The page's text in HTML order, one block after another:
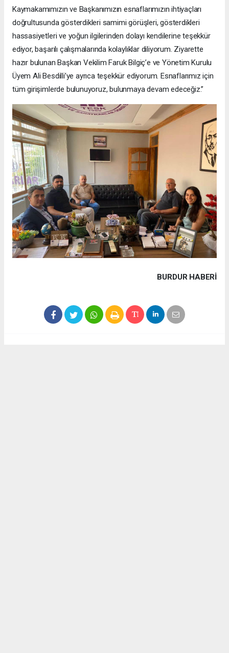
Kaymakamımızın ve Başkanımızın esnaflarımızın ihtiyaçları
doğrultusunda gösterdikleri samimi görüşleri, gösterdikleri
hassasiyetleri ve yoğun ilgilerinden dolayı kendilerine teşekkür
ediyor, başarılı çalışmalarında kolaylıklar diliyorum. Ziyarette
hazır bulunan Başkan Vekilim Faruk Bilgiç’e ve Yönetim Kurulu
Üyem Ali Besdilli’ye ayrıca teşekkür ediyorum. Esnaflarımız için
tüm girişimlerde bulunuyoruz, bulunmaya devam edeceğiz.”
BURDUR HABERİ